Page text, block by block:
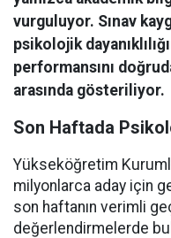
vurguluyor. Sınav
psikolojik
performansını
arasında gösteriliyor.
Son Haftada
Yükseköğretim
milyonlarca aday için
son haftanın verimli
değerlendirmelerde